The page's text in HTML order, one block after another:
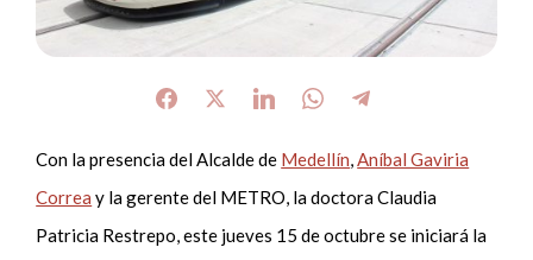
Con la presencia del Alcalde de Medellín,Aníbal Gaviria
Correa y la gerente del METRO, la doctora Claudia
Patricia Restrepo, este jueves 15 de octubre se iniciará la